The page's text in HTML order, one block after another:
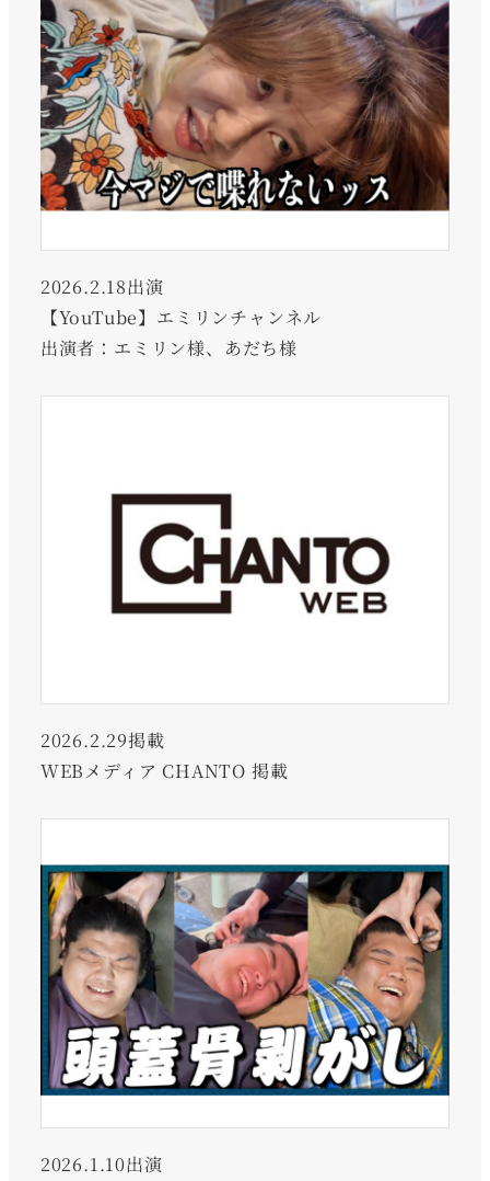
2026.2.18出演
【YouTube】エミリンチャンネル
出演者：エミリン様、あだち様
2026.2.29掲載
WEBメディア CHANTO 掲載
2026.1.10出演